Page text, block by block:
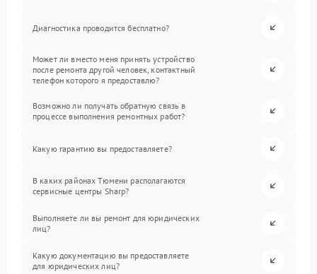
Диагностика проводится бесплатно?
Может ли вместо меня принять устройство
после ремонта другой человек, контактный
телефон которого я предоставлю?
Возможно ли получать обратную связь в
процессе выполнения ремонтных работ?
Какую гарантию вы предоставляете?
В каких районах Тюмени располагаются
сервисные центры Sharp?
Выполняете ли вы ремонт для юридических
лиц?
Какую документацию вы предоставляете
для юридических лиц?